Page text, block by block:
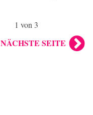
1 von 3
NÄCHSTE SEITE